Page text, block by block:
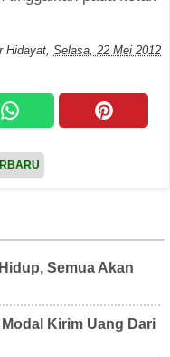
Hidayat, Selasa, 22 Mei 2012
Semua Akan
Kirim Uang Dari